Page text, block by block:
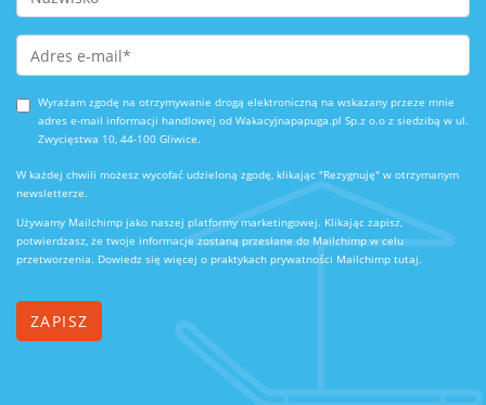
Email Address *
Wyrażam zgodę na otrzymywanie drogą elektroniczną na wskazany przeze mnie
adres e-mail informacji handlowej od Wakacyjnapapuga.pl Sp.z o.o z siedzibą w ul.
Zwycięstwa 10, 44-100 Gliwice.
W każdej chwili możesz wycofać udzieloną zgodę, klikając "Rezygnuję" w otrzymanym
newsletterze.
Używamy Mailchimp jako naszej platformy marketingowej. Klikając zapisz,
potwierdzasz, że twoje informacje zostaną przesłane do Mailchimp w celu
przetworzenia. Dowiedz się więcej o praktykach prywatności Mailchimp tutaj.